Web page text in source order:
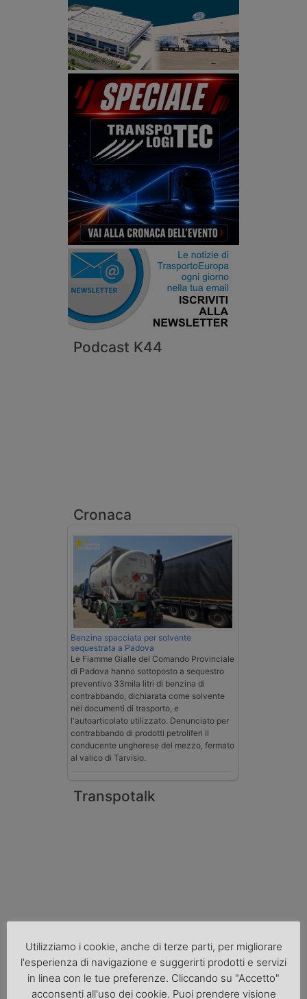
Podcast K44
Cronaca
Benzina spacciata per solvente
sequestrata a Padova
Le Fiamme Gialle del Comando Provinciale
di Padova hanno sottoposto a sequestro
preventivo 33mila litri di benzina di
contrabbando, dichiarata come solvente
nei documenti di trasporto, e
l'autoarticolato utilizzato. Denunciato per
contrabbando di prodotti petroliferi il
conducente ungherese del mezzo, fermato
al valico di Tarvisio.
Transpotalk
Normativa
La riforma del Codice della Strada punta
sull’autotrasporto
Utilizziamo i cookie, anche di terze parti, per migliorare
l'esperienza di navigazione e suggerirti prodotti e servizi
in linea con le tue preferenze. Cliccando su "Accetto"
acconsenti all'uso dei cookie. Puoi prendere visione